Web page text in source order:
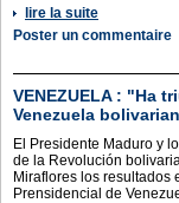
lire la suite
Poster un commentaire
VENEZUELA : "Ha
Venezuela
El Presidente Maduro y
de la Revolución
Miraflores los resultados
Prensidencial de